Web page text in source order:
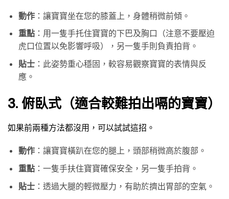
動作：讓寶寶坐在您的膝蓋上，身體稍微前傾。
重點：用一隻手托住寶寶的下巴及胸口（注意不要壓迫
虎口位置以免影響呼吸），另一隻手則負責拍背。
貼士：此姿勢重心穩固，較容易觀察寶寶的表情與反
應。
3. 俯臥式（適合較難拍出嗝的寶寶）
如果前兩種方法都沒用，可以試試這招。
動作：讓寶寶橫趴在您的腿上，頭部稍微高於腹部。
重點：一隻手扶住寶寶確保安全，另一隻手拍背。
貼士：透過大腿的輕微壓力，有助於擠出胃部的空氣。